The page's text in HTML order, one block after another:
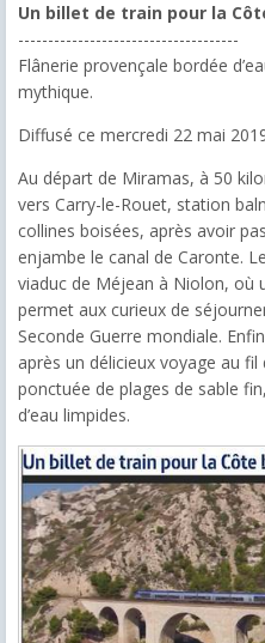
Un billet de train pour la
-------------------------------------
Flânerie provençale bordée
mythique.
Diffusé ce mercredi 22 mai
Au départ de Miramas, à 50
vers Carry-le-Rouet, station
collines boisées, après avoir
enjambe le canal de Caronte.
viaduc de Méjean à Niolon, où
permet aux curieux de
Seconde Guerre mondiale.
après un délicieux voyage au
ponctuée de plages de sable
d’eau limpides.